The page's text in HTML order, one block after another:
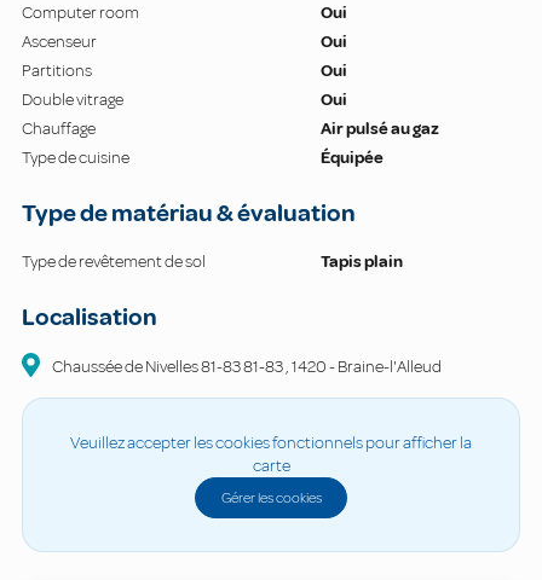
Computer room
Oui
Ascenseur
Oui
Partitions
Oui
Double vitrage
Oui
Chauffage
Air pulsé au gaz
Type de cuisine
Équipée
Type de matériau & évaluation
Type de revêtement de sol Tapis plain
Localisation
Chaussée de Nivelles 81-8381-83,1420-Braine-l'Alleud
Veuillez accepter les cookies fonctionnels pour afficher la
carte
Gérer les cookies